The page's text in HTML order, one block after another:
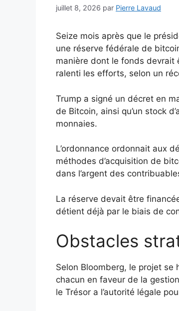
juillet 8, 2026 par Pierre Lavaud
Seize mois après que le
une réserve fédérale de
manière dont le fonds devrait
ralenti les efforts, selon un
Trump a signé un décret en
de Bitcoin, ainsi qu’un stock
monnaies.
L’ordonnance ordonnait aux
méthodes d’acquisition de
dans l’argent des
La réserve devait être
détient déjà par le biais de
Obstacles
Selon Bloomberg, le projet
chacun en faveur de la
le Trésor a l’autorité légale